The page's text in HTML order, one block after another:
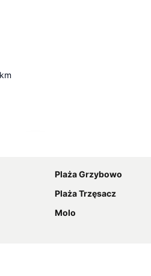
km
Plaża Grzybowo
Plaża Trzęsacz
Molo